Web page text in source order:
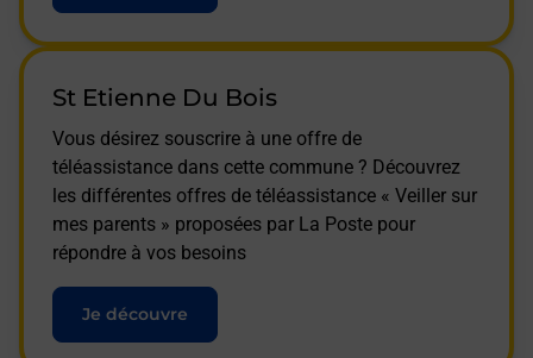
St Etienne Du Bois
Vous désirez souscrire à une offre de
téléassistance dans cette commune ? Découvrez
les différentes offres de téléassistance « Veiller sur
mes parents » proposées par La Poste pour
répondre à vos besoins
Je découvre